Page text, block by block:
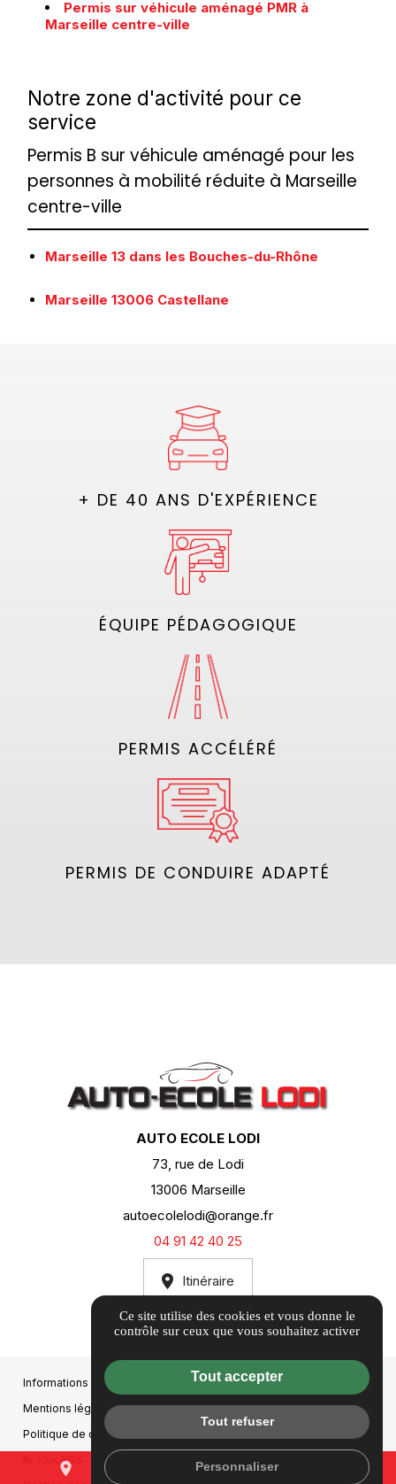
Permis sur véhicule aménagé PMR à
Marseille centre-ville
Notre zone d'activité pour ce
service
Permis B sur véhicule aménagé pour les
personnes à mobilité réduite à Marseille
centre-ville
Marseille 13 dans les Bouches-du-Rhône
Marseille 13006 Castellane
+ DE 40 ANS D'EXPÉRIENCE
ÉQUIPE PÉDAGOGIQUE
PERMIS ACCÉLÉRÉ
PERMIS DE CONDUIRE ADAPTÉ
place mail
AUTO ECOLE LODI
73, rue de Lodi
13006 Marseille
autoecolelodi@orange.fr
04 91 42 40 25
Itinéraire
Informations complémentaires
Mentions légales
Politique de confidentialité
Flux RSS
Ce site utilise des cookies et vous donne le
contrôle sur ceux que vous souhaitez activer
Tout accepter
Tout refuser
Personnaliser